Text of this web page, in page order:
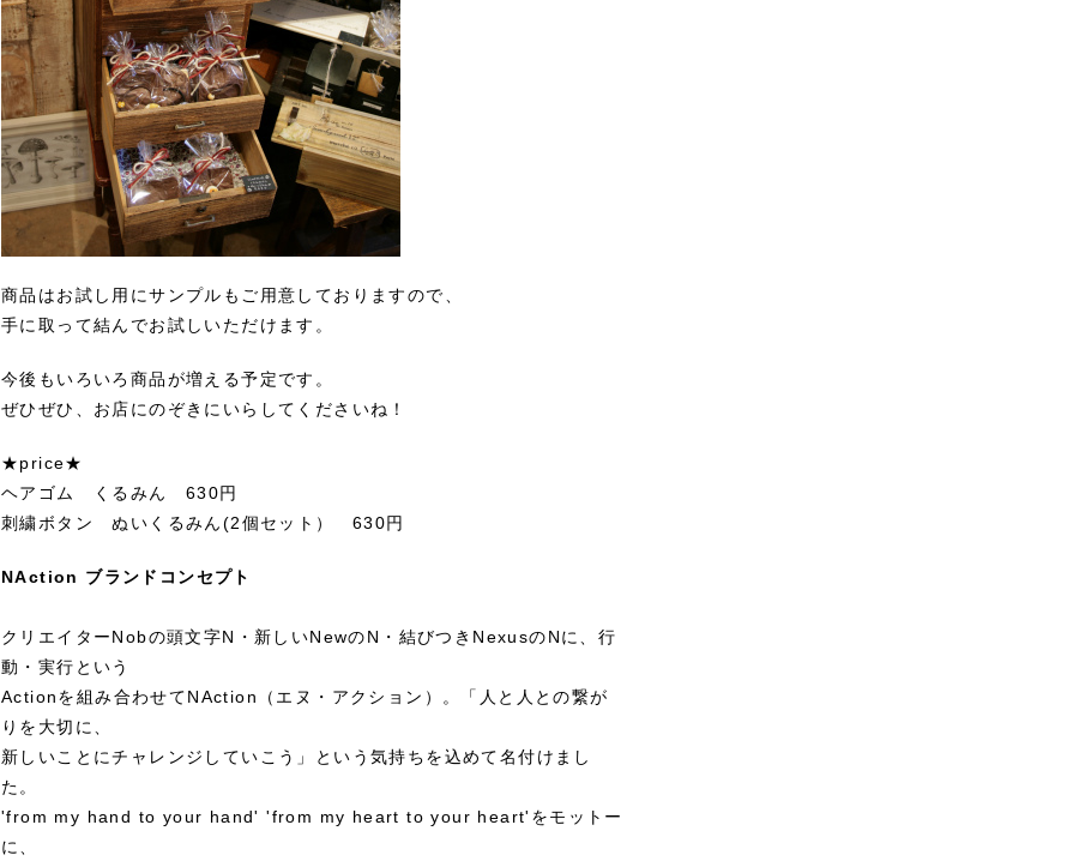
商品はお試し用にサンプルもご用意しておりますので、
手に取って結んでお試しいただけます。
今後もいろいろ商品が増える予定です。
ぜひぜひ、お店にのぞきにいらしてくださいね！
★price★
ヘアゴム くるみん 630円
刺繍ボタン ぬいくるみん(2個セット） 630円
NAction ブランドコンセプト
クリエイターNobの頭文字N・新しいNewのN・結びつきNexusのNに、行
動・実行という
Actionを組み合わせてNAction（エヌ・アクション）。「人と人との繋が
りを大切に、
新しいことにチャレンジしていこう」という気持ちを込めて名付けまし
た。
'from my hand to your hand' 'from my heart to your heart'をモットー
に、